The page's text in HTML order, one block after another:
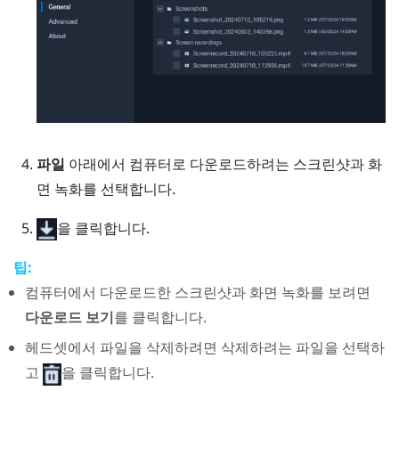
파일 아래에서 컴퓨터로 다운로드하려는 스크린샷과 화
면 녹화를 선택합니다.
을 클릭합니다.
팁:
컴퓨터에서 다운로드한 스크린샷과 화면 녹화를 보려면
다운로드 보기를 클릭합니다.
헤드셋에서 파일을 삭제하려면 삭제하려는 파일을 선택하
고
을 클릭합니다.